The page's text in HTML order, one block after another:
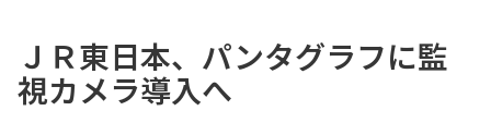
ＪＲ東日本、パンタグラフに監
視カメラ導入へ